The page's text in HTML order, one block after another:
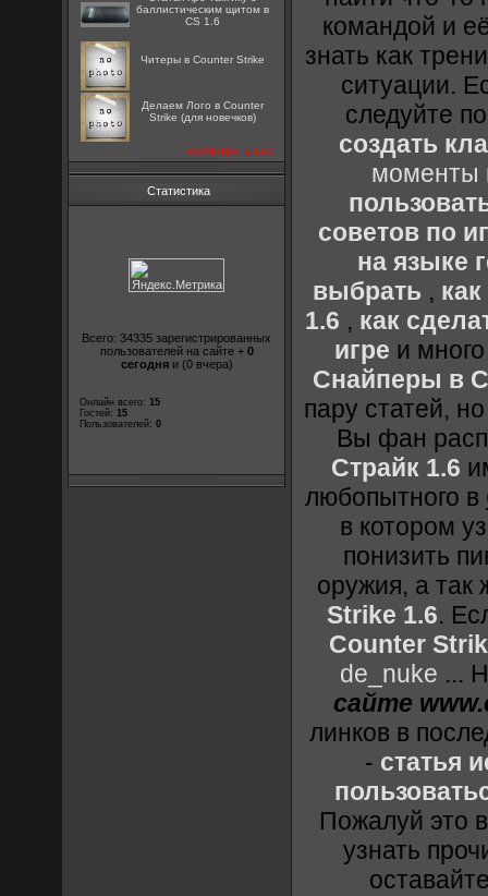
баллистическим щитом в
CS 1.6
Читеры в Counter Strike
Делаем Лого в Counter
Strike (для новечков)
посмотреть все
Статистика
Всего: 34335 зарегистрированных
пользователей на сайте + 0
сегодняи (0 вчера)
Онлайн всего:15
Гостей:15
Пользователей:0
командой и
знать как
ситуации.
следуйте
создать
моменты
советов по
на языке
выбрать ,
1.6 , как
игре и
Снайперы в
пару статей,
Вы фан
Страйк 1.6
любопытного в
в котором
понизить
оружия, а так
Strike 1.6.
Counter
de_nuke ...
сайте
линков в
- статья
Пожалуй это
узнать